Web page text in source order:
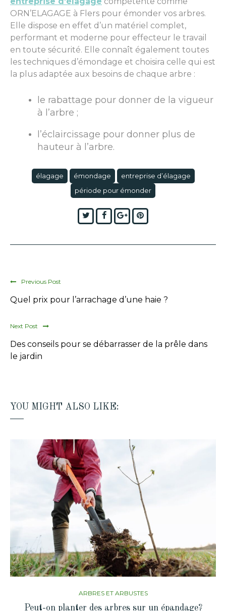
ORN’ELAGAGE à Flers pour émonder vos arbres.
Elle dispose en effet d’un matériel complet,
performant et moderne pour effecteur le travail
en toute sécurité. Elle connaît également toutes
les techniques d’émondage et choisira celle qui est
la plus adaptée aux besoins de chaque arbre :
le rabattage pour donner de la vigueur
à l’arbre ;
l’éclaircissage pour donner plus de
hauteur à l’arbre.
élagage émondage
entreprise d’élagage
période pour émonder
TwitterFacebook
Google+Pinterest
Previous Post
Quel prix pour l’arrachage d’une haie ?
Next Post
Des conseils pour se débarrasser de la prêle dans
le jardin
YOU MIGHT ALSO LIKE:
ARBRES ET ARBUSTES
Peut-on planter des arbres sur un épandage?